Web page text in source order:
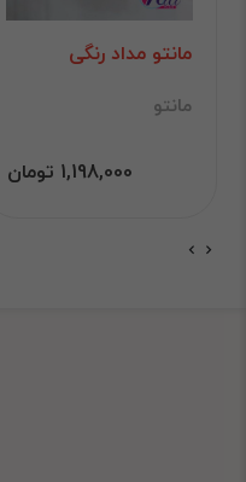
مانتو مداد رنگی
مانتو
1,198,000 تومان